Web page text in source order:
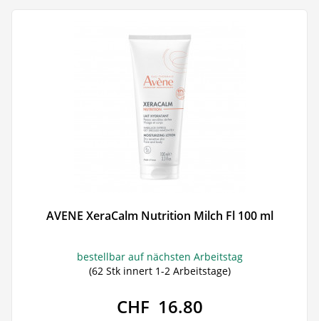
AVENE XeraCalm Nutrition Milch Fl 100 ml
bestellbar auf nächsten Arbeitstag
(62 Stk innert 1-2 Arbeitstage)
CHF 16.80